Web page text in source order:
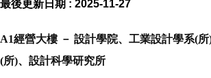
最後更新日期 : 2025-11-27
A1經營大樓 － 設計學院、工業設計學系(
(所)、設計科學研究所